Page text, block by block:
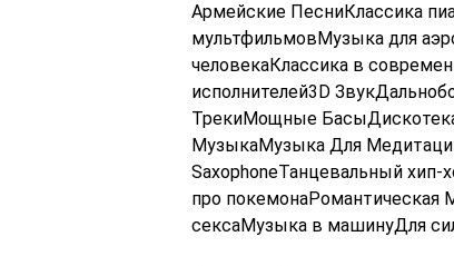
Армейские ПесниКлассика
мультфильмовМузыка для
человекаКлассика в
исполнителей3D
ТрекиМощные
МузыкаМузыка Для
SaxophoneТанцевальный
про покемонаРомантическая
сексаМузыка в машинуДля